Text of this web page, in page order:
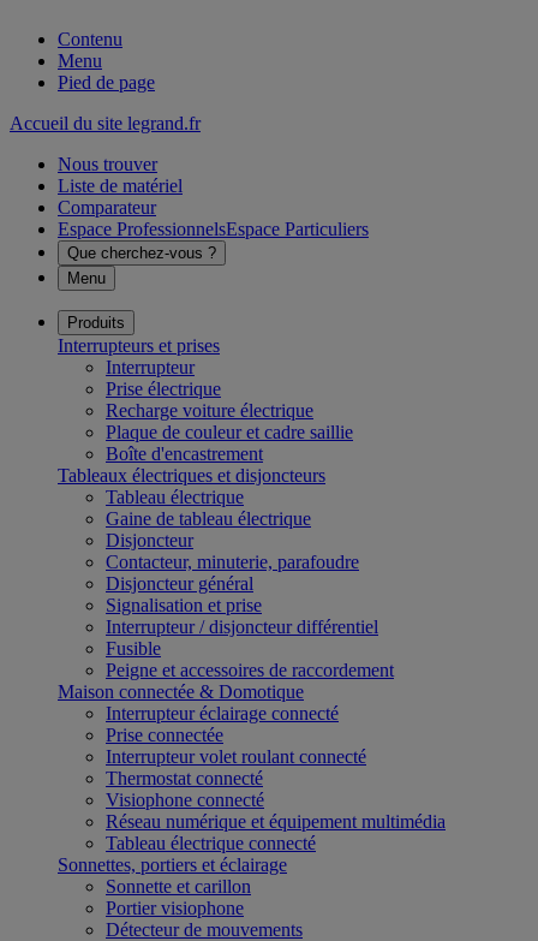
Contenu
Menu
Pied de page
Accueil du site legrand.fr
Nous trouver
Liste de matériel
Comparateur
Espace ProfessionnelsEspace Particuliers
Que cherchez-vous ?
Menu
Produits
Interrupteurs et prises
Interrupteur
Prise électrique
Recharge voiture électrique
Plaque de couleur et cadre saillie
Boîte d'encastrement
Tableaux électriques et disjoncteurs
Tableau électrique
Gaine de tableau électrique
Disjoncteur
Contacteur, minuterie, parafoudre
Disjoncteur général
Signalisation et prise
Interrupteur / disjoncteur différentiel
Fusible
Peigne et accessoires de raccordement
Maison connectée & Domotique
Interrupteur éclairage connecté
Prise connectée
Interrupteur volet roulant connecté
Thermostat connecté
Visiophone connecté
Réseau numérique et équipement multimédia
Tableau électrique connecté
Sonnettes, portiers et éclairage
Sonnette et carillon
Portier visiophone
Détecteur de mouvements